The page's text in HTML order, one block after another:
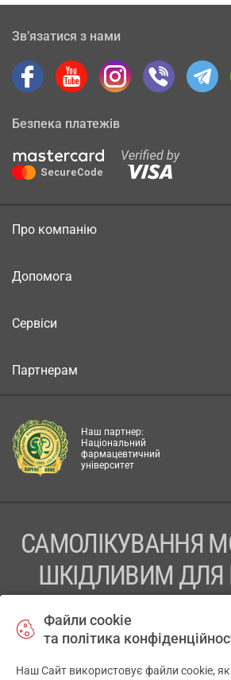
Зв’язатися з нами
Безпека платежів
Про компанію
Допомога
Сервіси
Партнерам
Наш партнер:
Національний
фармацевтичний
університет
САМОЛІКУВАННЯ
ШКІДЛИВИМ ДЛЯ
ПЕРЕД ЗАСТОСУВАННЯМ ПРЕПАРАТУ
Файли cookie
та політика
Наш Сайт використовує файли cookie,